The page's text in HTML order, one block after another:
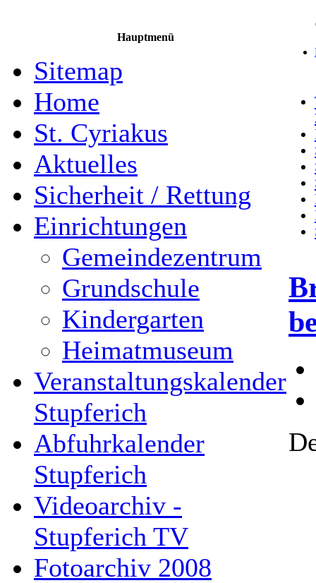
Hauptmenü
Sitemap
Home
St. Cyriakus
Aktuelles
Sicherheit / Rettung
Einrichtungen
Gemeindezentrum
Grundschule
Kindergarten
Heimatmuseum
Veranstaltungskalender
Stupferich
Abfuhrkalender
Stupferich
Videoarchiv -
Stupferich TV
Fotoarchiv 2008